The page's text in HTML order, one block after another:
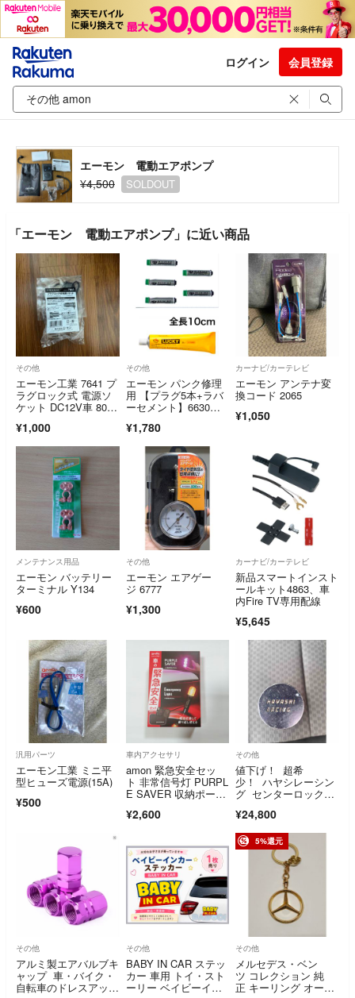
ログイン 会員登録
エーモン 電動エアポンプ
¥4,500
SOLDOUT
「エーモン 電動エアポンプ」に近い商品
その他
エーモン工業 7641 プ
ラグロック式 電源ソ
ケット DC12V車 80W
¥1,000
その他
エーモン パンク修理
用 【プラグ5本+ラバ
ーセメント】6630～6
¥1,780
カーナビ/カーテレビ
エーモン アンテナ変
換コード 2065
¥1,050
メンテナンス用品
エーモン バッテリー
ターミナル Y134
¥600
その他
エーモン エアゲー
ジ 6777
¥1,300
カーナビ/カーテレビ
新品スマートインスト
ールキット4863、車
内Fire TV専用配線
¥5,645
汎用パーツ
エーモン工業 ミニ平
型ヒューズ電源(15A)
¥500
車内アクセサリ
amon 緊急安全セッ
ト 非常信号灯 PURPL
E SAVER 収納ポーチ
¥2,600
その他
値下げ！ 超希
少！ ハヤシレーシン
グ センターロックホ
トレンチ！
¥24,800
その他
アルミ製エアバルブキ
ャップ 車・バイク・
自転車のドレスアッ
その他
BABY IN CAR ステッ
カー 車用 トイ・スト
ーリー ベイビーイン
5%還元
その他
メルセデス・ベン
ツ コレクション 純
正 キーリング オープ